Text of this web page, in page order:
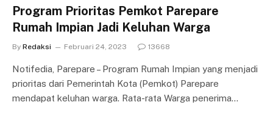
Program Prioritas Pemkot Parepare
Rumah Impian Jadi Keluhan Warga
By Redaksi Februari 24, 2023 13668
Notifedia, Parepare – Program Rumah Impian yang menjadi
prioritas dari Pemerintah Kota (Pemkot) Parepare
mendapat keluhan warga. Rata-rata Warga penerima…